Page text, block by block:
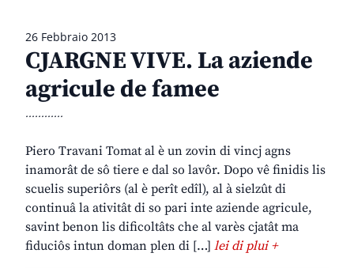
26 Febbraio 2013
CJARGNE VIVE. La aziende
agricule de famee
............
Piero Travani Tomat al è un zovin di vincj agns
inamorât de sô tiere e dal so lavôr. Dopo vê finidis lis
scuelis superiôrs (al è perît edîl), al à sielzût di
continuâ la ativitât di so pari inte aziende agricule,
savint benon lis dificoltâts che al varès cjatât ma
fiduciôs intun doman plen di […] lei di plui +